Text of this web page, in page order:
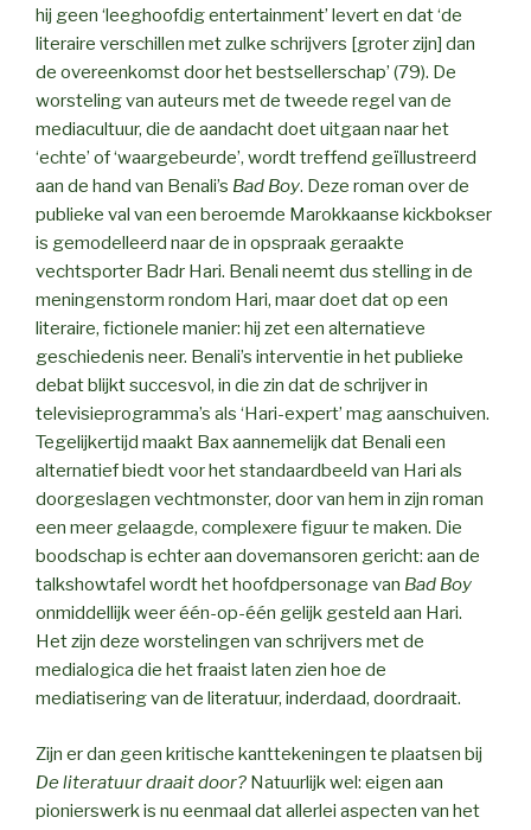
hij geen ‘leeghoofdig entertainment’ levert en dat ‘de
literaire verschillen met zulke schrijvers [groter zijn] dan
de overeenkomst door het bestsellerschap’ (79). De
worsteling van auteurs met de tweede regel van de
mediacultuur, die de aandacht doet uitgaan naar het
‘echte’ of ‘waargebeurde’, wordt treffend geïllustreerd
aan de hand van Benali’s Bad Boy. Deze roman over de
publieke val van een beroemde Marokkaanse kickbokser
is gemodelleerd naar de in opspraak geraakte
vechtsporter Badr Hari. Benali neemt dus stelling in de
meningenstorm rondom Hari, maar doet dat op een
literaire, fictionele manier: hij zet een alternatieve
geschiedenis neer. Benali’s interventie in het publieke
debat blijkt succesvol, in die zin dat de schrijver in
televisieprogramma’s als ‘Hari-expert’ mag aanschuiven.
Tegelijkertijd maakt Bax aannemelijk dat Benali een
alternatief biedt voor het standaardbeeld van Hari als
doorgeslagen vechtmonster, door van hem in zijn roman
een meer gelaagde, complexere figuur te maken. Die
boodschap is echter aan dovemansoren gericht: aan de
talkshowtafel wordt het hoofdpersonage van Bad Boy
onmiddellijk weer één-op-één gelijk gesteld aan Hari.
Het zijn deze worstelingen van schrijvers met de
medialogica die het fraaist laten zien hoe de
mediatisering van de literatuur, inderdaad, doordraait.
Zijn er dan geen kritische kanttekeningen te plaatsen bij
De literatuur draait door? Natuurlijk wel: eigen aan
pionierswerk is nu eenmaal dat allerlei aspecten van het